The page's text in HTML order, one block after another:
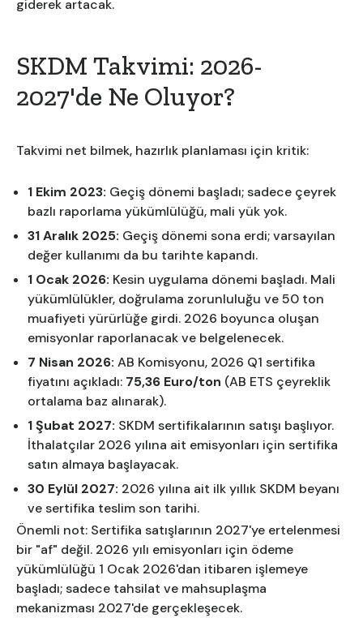
giderek artacak.
SKDM Takvimi: 2026-
2027'de Ne Oluyor?
Takvimi net bilmek, hazırlık planlaması için kritik:
1 Ekim 2023: Geçiş dönemi başladı; sadece çeyrek
bazlı raporlama yükümlülüğü, mali yük yok.
31 Aralık 2025: Geçiş dönemi sona erdi; varsayılan
değer kullanımı da bu tarihte kapandı.
1 Ocak 2026: Kesin uygulama dönemi başladı. Mali
yükümlülükler, doğrulama zorunluluğu ve 50 ton
muafiyeti yürürlüğe girdi. 2026 boyunca oluşan
emisyonlar raporlanacak ve belgelenecek.
7 Nisan 2026: AB Komisyonu, 2026 Q1 sertifika
fiyatını açıkladı: 75,36 Euro/ton (AB ETS çeyreklik
ortalama baz alınarak).
1 Şubat 2027: SKDM sertifikalarının satışı başlıyor.
İthalatçılar 2026 yılına ait emisyonları için sertifika
satın almaya başlayacak.
30 Eylül 2027: 2026 yılına ait ilk yıllık SKDM beyanı
ve sertifika teslim son tarihi.
Önemli not: Sertifika satışlarının 2027'ye ertelenmesi
bir "af" değil. 2026 yılı emisyonları için ödeme
yükümlülüğü 1 Ocak 2026'dan itibaren işlemeye
başladı; sadece tahsilat ve mahsuplaşma
mekanizması 2027'de gerçekleşecek.